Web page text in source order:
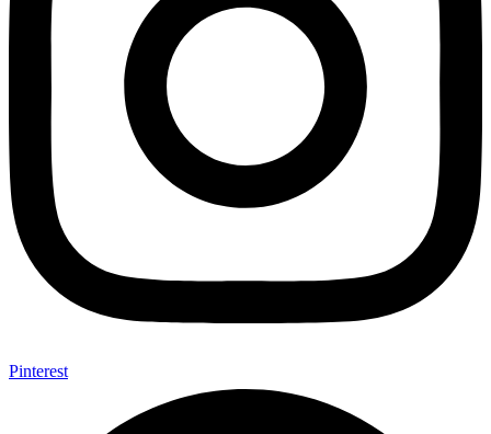
Pinterest